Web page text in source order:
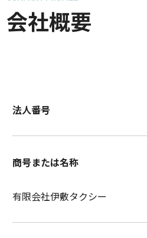
会社概要
法人番号
商号または名称
有限会社伊敷タクシー